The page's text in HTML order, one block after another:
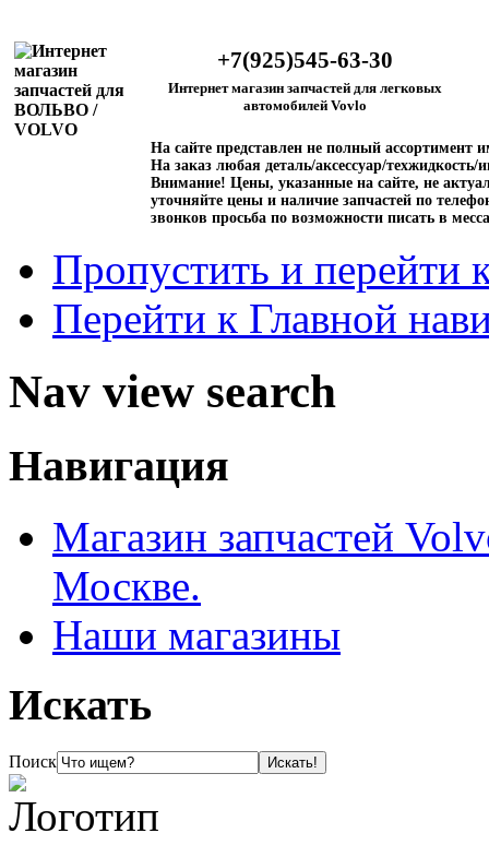
+7(925)545-63-30
Интернет магазин запчастей для легковых
автомобилей Vovlo
На сайте представлен не полный ассортимент
На заказ любая деталь/аксессуар/техжидкость/
Внимание! Цены, указанные на сайте, не
уточняйте цены и наличие запчастей по
звонков просьба по возможности писать в
Пропустить и перейти
Перейти к Главной
Nav view search
Навигация
Магазин запчастей
Москве.
Наши магазины
Искать
Поиск